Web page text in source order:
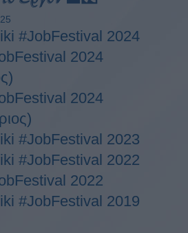
#JobFestival 2024
2024
2024
#JobFestival 2023
#JobFestival 2022
2022
#JobFestival 2019